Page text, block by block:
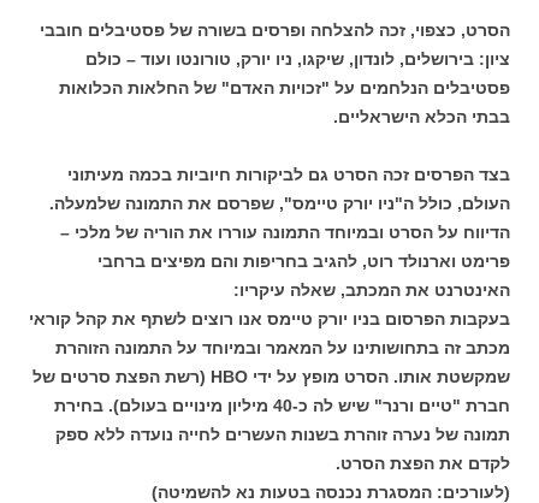
הסרט, כצפוי, זכה להצלחה ופרסים בשורה של פסטיבלים חובבי
ציון: בירושלים, לונדון, שיקגו, ניו יורק, טורונטו ועוד – כולם
פסטיבלים הנלחמים על "זכויות האדם" של החלאות הכלואות
בבתי הכלא הישראליים.
בצד הפרסים זכה הסרט גם לביקורות חיוביות בכמה מעיתוני
העולם, כולל ה"ניו יורק טיימס", שפרסם את התמונה שלמעלה.
הדיווח על הסרט ובמיוחד התמונה עוררו את הוריה של מלכי –
פרימט וארנולד רוט, להגיב בחריפות והם מפיצים ברחבי
האינטרנט את המכתב, שאלה עיקריו:
בעקבות הפרסום בניו יורק טיימס אנו רוצים לשתף את קהל קוראי
מכתב זה בתחושותינו על המאמר ובמיוחד על התמונה הזוהרת
שמקשטת אותו. הסרט מופץ על ידי HBO (רשת הפצת סרטים של
חברת "טיים ורנר" שיש לה כ-40 מיליון מינויים בעולם). בחירת
תמונה של נערה זוהרת בשנות העשרים לחייה נועדה ללא ספק
לקדם את הפצת הסרט.
(לעורכים: המסגרת נכנסה בטעות נא להשמיטה)